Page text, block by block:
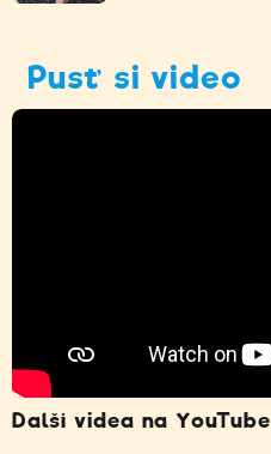
Pusť si video
Další videa na YouTube